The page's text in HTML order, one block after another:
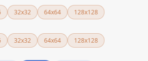
32x32 64x64 128x128
32x32 64x64 128x128